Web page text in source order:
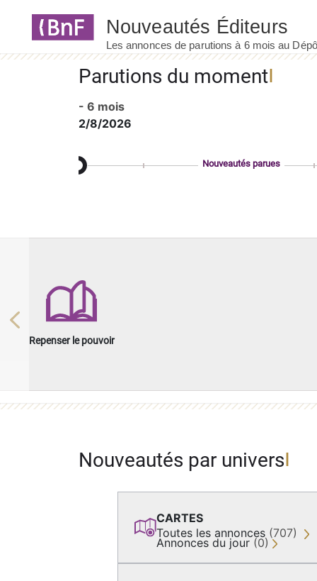
Parutions du moment
- 6 mois
2/8/2026
Nouveautés parues
Repenser le pouvoir
Previous
Nouveautés par univers
CARTES
Toutes les annonces (707)
Annonces du jour (0)